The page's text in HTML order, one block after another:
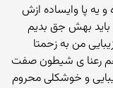
یه پا وایساده ازش
بهش جق بدیم
من به زحمتا
رعنا ی شیطون صفت
و خوشکلی محروم